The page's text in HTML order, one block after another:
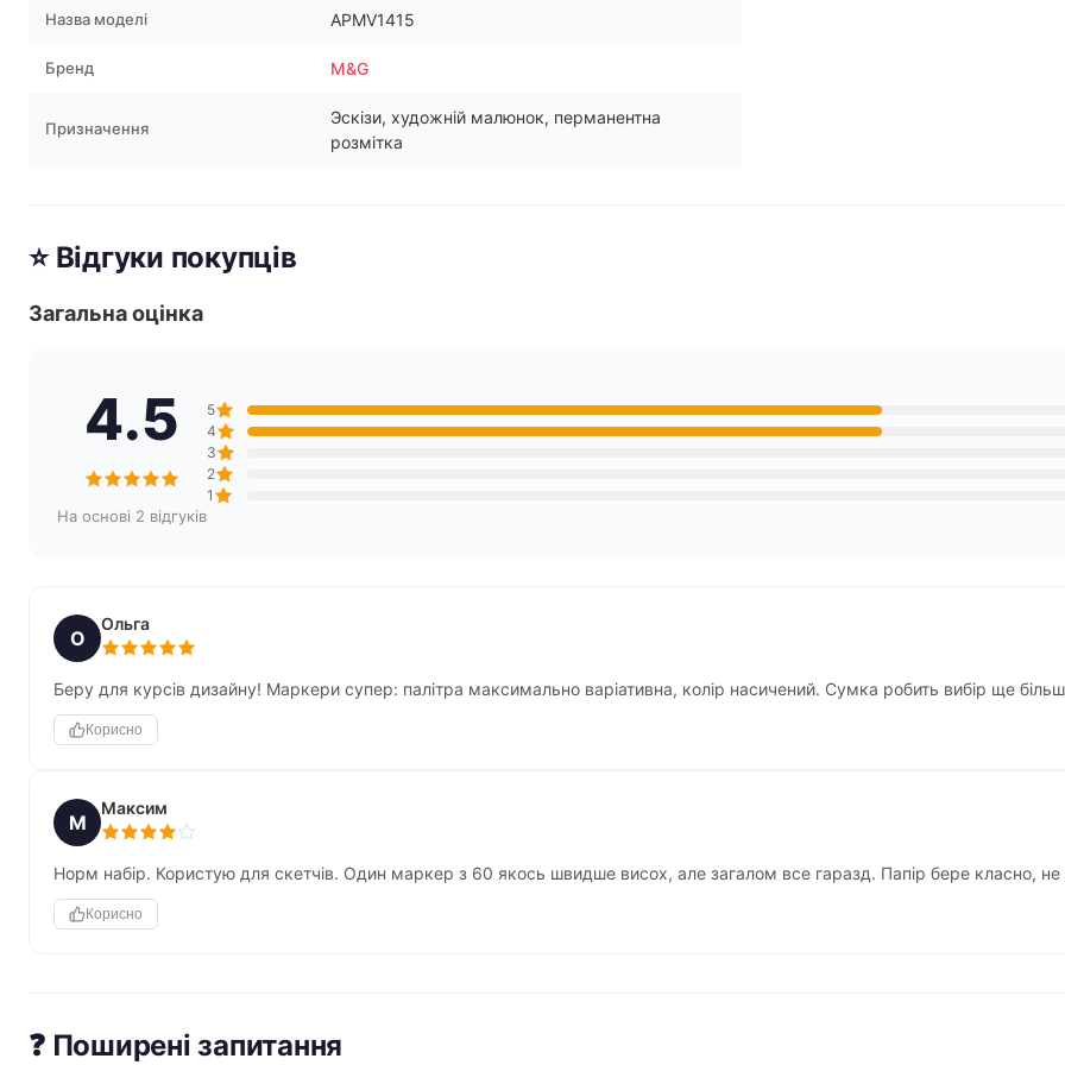
Назва моделі APMV1415
Бренд M&G
Призначення
Эскізи, художній малюнок, перманентна
розмітка
⭐ Відгуки покупців
Загальна оцінка
4.5
На основі 2 відгуків
5
4
3
2
1
О
Ольга
Беру для курсів дизайну! Маркери супер: палітра максимально варіативна, колір насичений. Сумка робить вибір ще більш
Корисно
М
Максим
Норм набір. Користую для скетчів. Один маркер з 60 якось швидше висох, але загалом все гаразд. Папір бере класно,
Корисно
❓ Поширені запитання